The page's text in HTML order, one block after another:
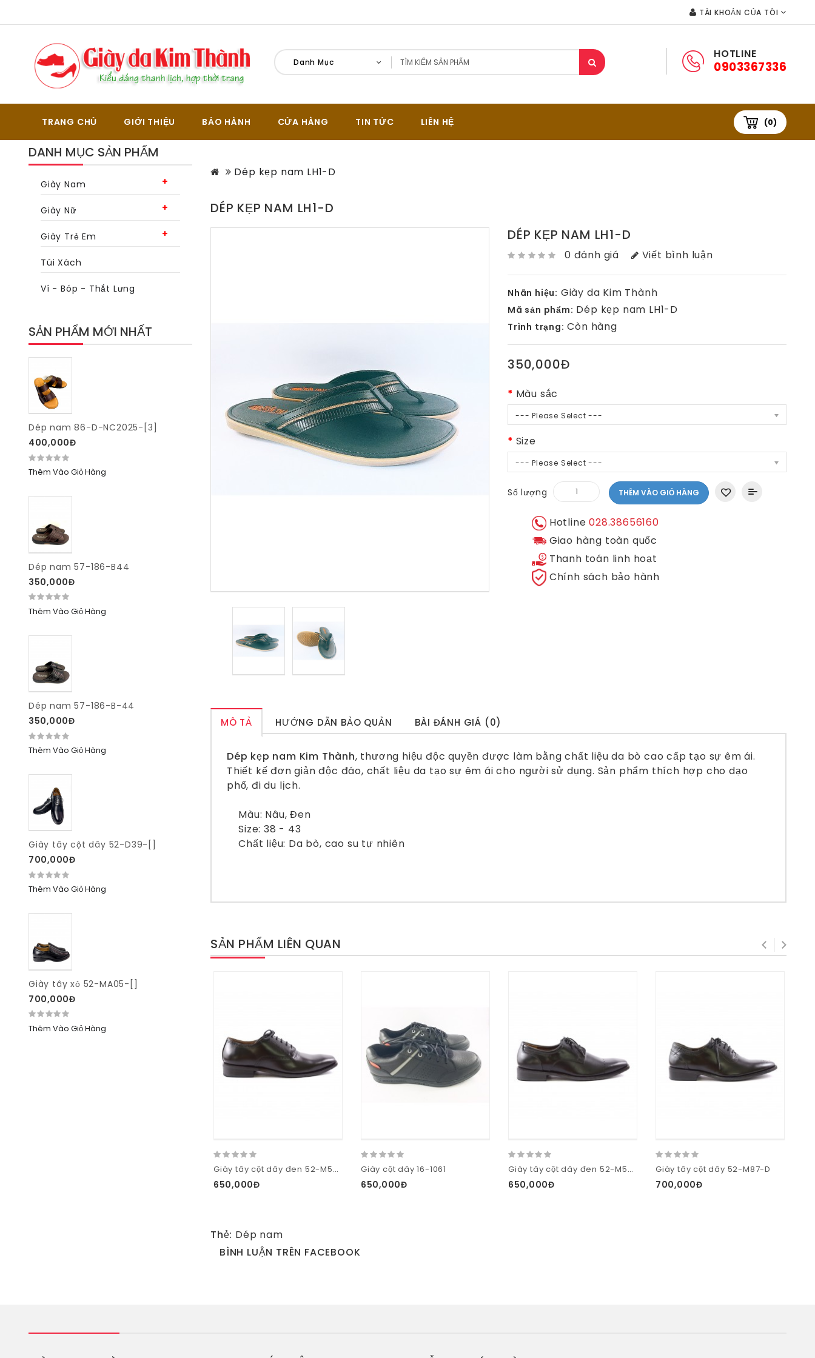
TÀI KHOẢN CỦA TÔI
HOTLINE
0903367336
Danh Mục
TRANG CHỦ GIỚI THIỆU BẢO HÀNH CỬA HÀNG TIN TỨC LIÊN HỆ (0)
DANH MỤC SẢN PHẨM
Giày Nam
Giày Nữ
Giày Trẻ Em
Túi Xách
Ví - Bóp - Thắt Lưng
SẢN PHẨM MỚI NHẤT
Dép nam 86-D-NC2025-[3]
400,000Đ
Thêm Vào Giỏ Hàng
Dép nam 57-186-B44
350,000Đ
Thêm Vào Giỏ Hàng
Dép nam 57-186-B-44
350,000Đ
Thêm Vào Giỏ Hàng
Giày tây cột dây 52-D39-[]
700,000Đ
Thêm Vào Giỏ Hàng
Giày tây xỏ 52-MA05-[]
700,000Đ
Thêm Vào Giỏ Hàng
Dép kẹp nam LH1-D
DÉP KẸP NAM LH1-D
DÉP KẸP NAM LH1-D
0 đánh giá Viết bình luận
Nhãn hiệu: Giày da Kim Thành
Mã sản phẩm: Dép kẹp nam LH1-D
Trình trạng: Còn hàng
350,000Đ
Màu sắc
--- Please Select ---
Size
--- Please Select ---
Số lượng THÊM VÀO GIỎ HÀNG
Hotline028.38656160
Giao hàng toàn quốc
Thanh toán linh hoạt
Chính sách bảo hành
MÔ TẢ HƯỚNG DẪN BẢO QUẢN BÀI ĐÁNH GIÁ (0)
Dép kẹp nam Kim Thành, thương hiệu độc quyền được làm bằng chất liệu da bò cao cấp tạo sự êm ái.
Thiết kế đơn giản độc đáo, chất liệu da tạo sự êm ái cho người sử dụng. Sản phẩm thích hợp cho dạo
phố, đi du lịch.
Màu: Nâu, Đen
Size: 38 - 43
Chất liệu: Da bò, cao su tự nhiên
SẢN PHẨM LIÊN QUAN
Giày tây cột dây đen 52-M58-D
650,000Đ
Giày cột dây 16-1061
650,000Đ
Giày tây cột dây đen 52-M59-D
650,000Đ
Giày tây cột dây 52-M87-D
700,000Đ
Thẻ: Dép nam
BÌNH LUẬN TRÊN FACEBOOK